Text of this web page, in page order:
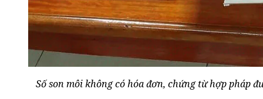
Số son môi không có hóa đơn, chứng từ hợp pháp